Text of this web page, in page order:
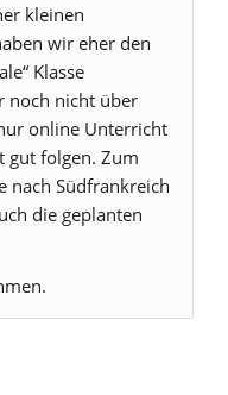
kleinen
wir eher den
Klasse
noch nicht über
online Unterricht
gut folgen. Zum
nach Südfrankreich
die geplanten